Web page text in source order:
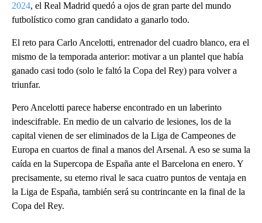
2024, el Real Madrid quedó a ojos de gran parte del mundo
futbolístico como gran candidato a ganarlo todo.
El reto para Carlo Ancelotti, entrenador del cuadro blanco, era el
mismo de la temporada anterior: motivar a un plantel que había
ganado casi todo (solo le faltó la Copa del Rey) para volver a
triunfar.
Pero Ancelotti parece haberse encontrado en un laberinto
indescifrable. En medio de un calvario de lesiones, los de la
capital vienen de ser eliminados de la Liga de Campeones de
Europa en cuartos de final a manos del Arsenal. A eso se suma la
caída en la Supercopa de España ante el Barcelona en enero. Y
precisamente, su eterno rival le saca cuatro puntos de ventaja en
la Liga de España, también será su contrincante en la final de la
Copa del Rey.